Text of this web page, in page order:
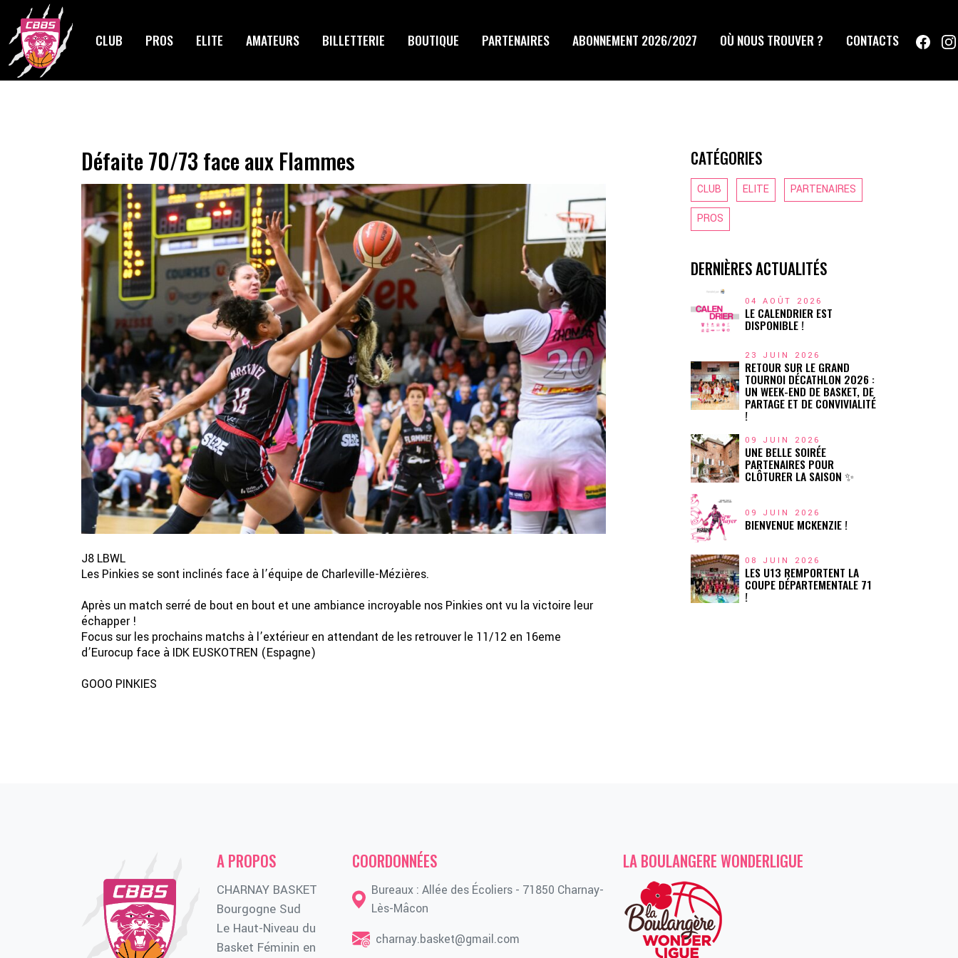
content
CLUB PROS ELITE AMATEURS BILLETTERIE BOUTIQUE PARTENAIRES ABONNEMENT 2026/2027 OÙ NOUS TROUVER ? CONTACTS
Défaite 70/73 face aux Flammes
J8 LBWL
Les Pinkies se sont inclinés face à l’équipe de Charleville-Mézières.
Après un match serré de bout en bout et une ambiance incroyable nos Pinkies ont vu la victoire leur
échapper !
Focus sur les prochains matchs à l’extérieur en attendant de les retrouver le 11/12 en 16eme
d’Eurocup face à IDK EUSKOTREN (Espagne)
GOOO PINKIES
CATÉGORIES
CLUB ELITE PARTENAIRES
PROS
DERNIÈRES ACTUALITÉS
04 AOÛT 2026
LE CALENDRIER EST
DISPONIBLE !
23 JUIN 2026
RETOUR SUR LE GRAND
TOURNOI DÉCATHLON 2026 :
UN WEEK-END DE BASKET, DE
PARTAGE ET DE CONVIVIALITÉ
!
09 JUIN 2026
UNE BELLE SOIRÉE
PARTENAIRES POUR
CLÔTURER LA SAISON ✨
09 JUIN 2026
BIENVENUE MCKENZIE !
08 JUIN 2026
LES U13 REMPORTENT LA
COUPE DÉPARTEMENTALE 71
!
A PROPOS
CHARNAY BASKET
Bourgogne Sud
Le Haut-Niveau du
Basket Féminin en
COORDONNÉES
Bureaux : Allée des Écoliers - 71850 Charnay-
Lès-Mâcon
charnay.basket@gmail.com
LA BOULANGERE WONDERLIGUE